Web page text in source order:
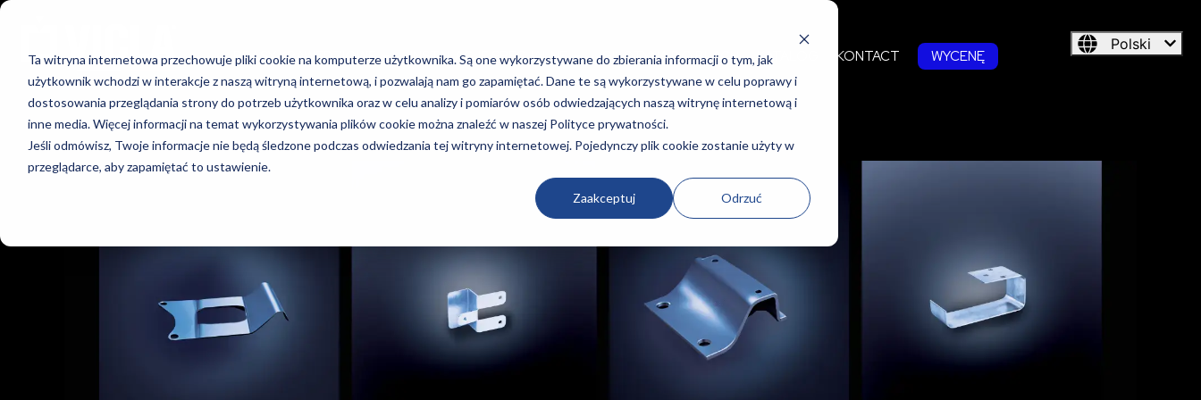
Ta witryna internetowa przechowuje pliki cookie na komputerze użytkownika. Są one wykorzystywane do zbierania informacji o tym, jak
użytkownik wchodzi w interakcje z naszą witryną internetową, i pozwalają nam go zapamiętać. Dane te są wykorzystywane w celu poprawy i
dostosowania przeglądania strony do potrzeb użytkownika oraz w celu analizy i pomiarów osób odwiedzających naszą witrynę internetową i
inne media. Więcej informacji na temat wykorzystywania plików cookie można znaleźć w naszej Polityce prywatności.
Jeśli odmówisz, Twoje informacje nie będą śledzone podczas odwiedzania tej witryny internetowej. Pojedynczy plik cookie zostanie użyty w
przeglądarce, aby zapamiętać to ustawienie.
Zaakceptuj Odrzuć
PRASY KRAWĘDZIOWE INSTALACJE SPECJALNE GILOTYNA DO BLACH KATALOG KONTACT WYCENĘ
Polski